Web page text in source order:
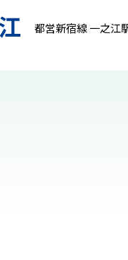
都営新宿線 一之江